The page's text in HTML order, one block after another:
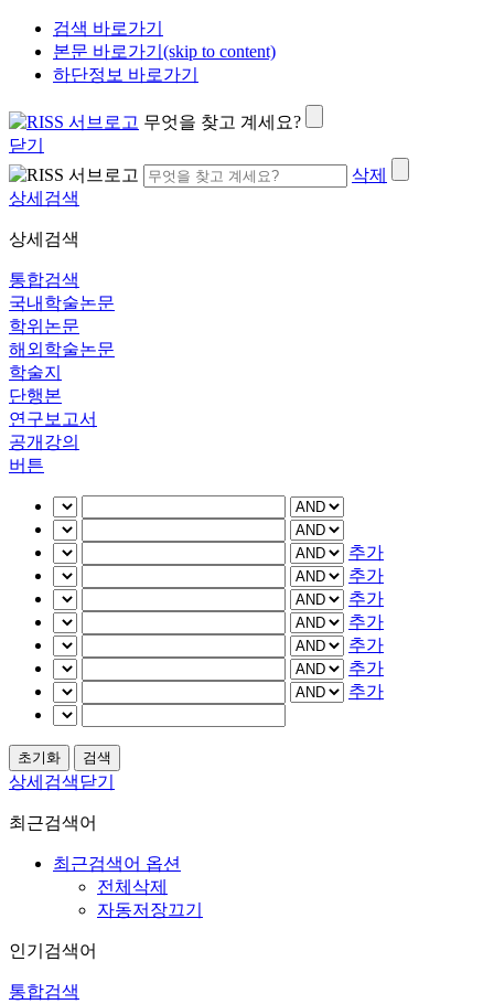
검색 바로가기
본문 바로가기(skip to content)
하단정보 바로가기
무엇을 찾고 계세요?
닫기
삭제
상세검색
상세검색
통합검색
국내학술논문
학위논문
해외학술논문
학술지
단행본
연구보고서
공개강의
버튼
추가
추가
추가
추가
추가
추가
추가
상세검색닫기
최근검색어
최근검색어 옵션
전체삭제
자동저장끄기
인기검색어
통합검색